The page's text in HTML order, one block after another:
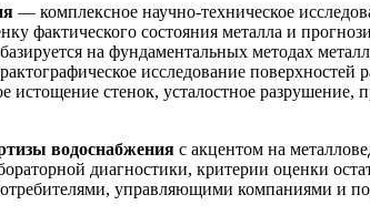
— комплексное научно-техническое
состояния металла и
базируется на фундаментальных методах
исследование поверхностей
стенок, усталостное
водоснабжения с акцентом на
диагностики, критерии оценки
управляющими компаниями и